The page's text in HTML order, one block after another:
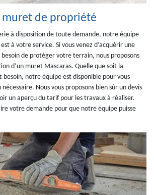
de propriété
à disposition de toute demande, notre équipe
est à votre service. Si vous venez d’acquérir une
de protéger votre terrain, nous proposons
d’un muret Mascaras. Quelle que soit la
besoin, notre équipe est disponible pour vous
Nous vous proposons bien sûr un devis
un aperçu du tarif pour les travaux à réaliser.
votre demande pour que notre équipe puisse